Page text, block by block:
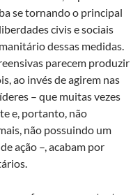
se tornando o principal
civis e sociais
dessas medidas.
parecem produzir
ao invés de agirem nas
– que muitas vezes
e, portanto, não
não possuindo um
ação –, acabam por